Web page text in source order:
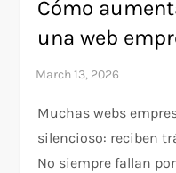
Cómo
una web
Muchas webs
silencioso: reciben
No siempre fallan